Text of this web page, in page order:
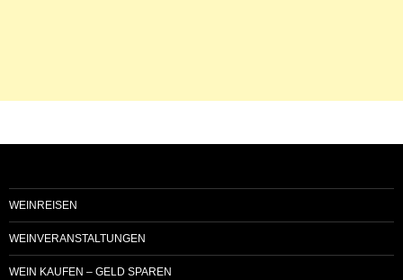
WEINREISEN
WEINVERANSTALTUNGEN
WEIN KAUFEN – GELD SPAREN